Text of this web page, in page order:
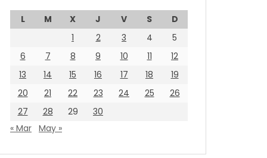
L M X J V S
D
1
2 3 4
5
6
7 8 9 10 11
12
13
14 15 16 17 18
19
20
21 22 23 24 25
26
27
28 29
30
« Mar May »